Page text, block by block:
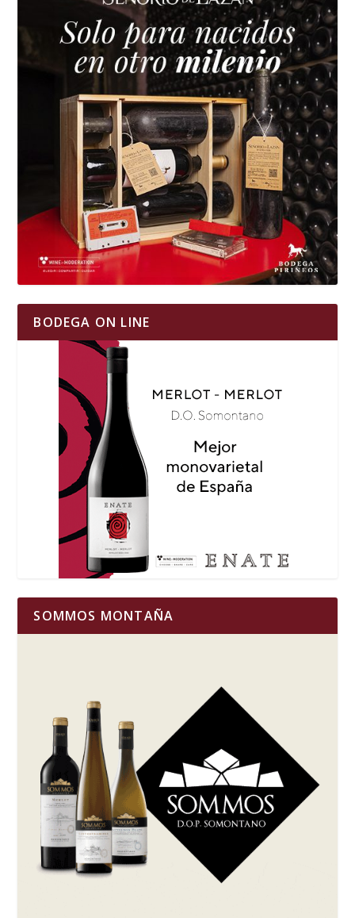
BODEGA ON LINE
SOMMOS MONTAÑA